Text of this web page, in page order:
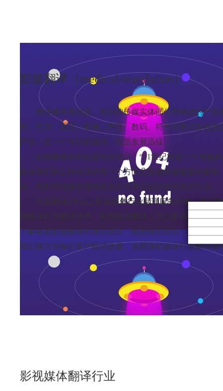
影媒翻译（medical-translation）
指传播各类信息、知识的传媒实体部分所构成的产
形、艺术、语言、影像、声音、数码、符号等形式存在
产业；是一个年轻的领域，但是发展迅猛。
记得董事长刘忠霆先生说过：“21世纪将是一个传媒
会在我们的工作生活的每一个方面凸显越来越重要的影
业，而影视传媒类领域就是近年来兴起的新的信息行业。
比蓝翻译8年以上影视媒体行业翻译服务经验，项目
视媒体行业翻译需求。影视媒体翻译人员大多毕业于国
了解各类影视媒体的相关程式，熟悉相关知识，对影视
我们致力为每位客户提供质量、速度快的媒体行业翻译服
影视媒体翻译行业